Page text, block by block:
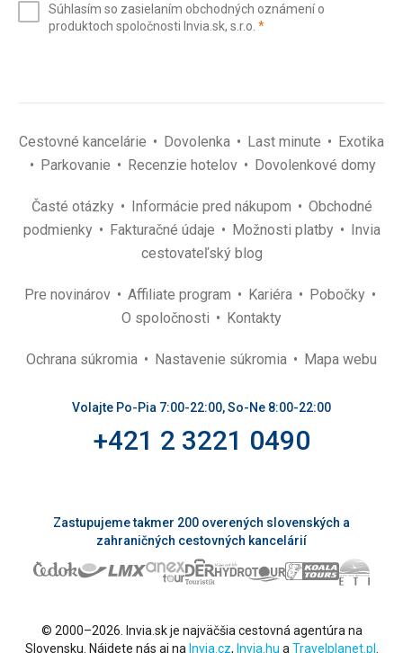
(povinné)
Súhlasím so zasielaním obchodných oznámení o
produktoch spoločnosti Invia.sk, s.r.o. *(povinné)
Cestovné kancelárie Dovolenka Last minute
Exotika
Parkovanie
Recenzie hotelov Dovolenkové domy
Časté otázky Informácie pred nákupom
Obchodné
podmienky
Fakturačné údaje Možnosti platby
Invia
cestovateľský blog
Pre novinárov Affiliate program Kariéra
Pobočky
O spoločnosti
Kontakty
Ochrana súkromia Nastavenie súkromia Mapa webu
Volajte Po-Pia 7:00-22:00, So-Ne 8:00-22:00
+421 2 3221 0490
Zastupujeme takmer 200 overených slovenských a
zahraničných cestovných kancelárií
© 2000–2026. Invia.sk je najväčšia cestovná agentúra na
Slovensku. Nájdete nás aj na Invia.cz, Invia.hu a Travelplanet.pl